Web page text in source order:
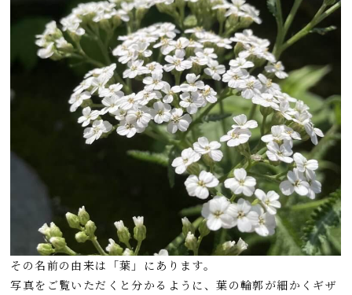
その名前の由来は「葉」にあります。
写真をご覧いただくと分かるように、葉の輪郭が細かくギザ